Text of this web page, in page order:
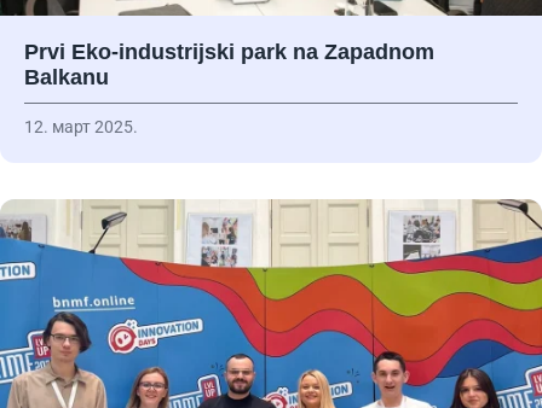
Prvi Eko-industrijski park na Zapadnom
Balkanu
12. март 2025.